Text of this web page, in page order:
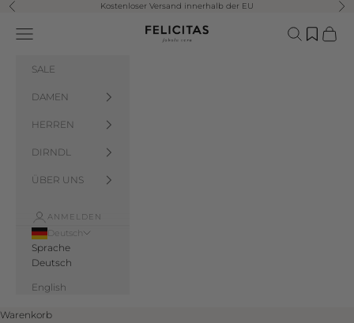
Zum Inhalt springen
Zurück Kostenloser Versand innerhalb der EU Vor
Felicitas Salzburg
Menü Suchen
SALE
DAMEN
HERREN
DIRNDL
ÜBER UNS
ANMELDEN
Deutsch
Sprache
Deutsch
English
Warenkorb